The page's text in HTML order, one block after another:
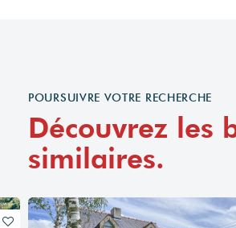
POURSUIVRE VOTRE RECHERCHE
Découvrez les
similaires.